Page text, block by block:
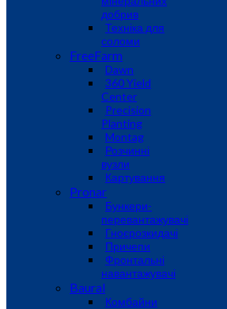
добрив
Техніка для
соломи
FreeFarm
Dawn
360 Yield
Center
Precision
Planting
Montag
Розчинні
вузли
Картування
Pronar
Бункери-
перевантажувачі
Гноєрозкидачі
Причепи
Фронтальні
навантажувачі
Baural
Комбайни